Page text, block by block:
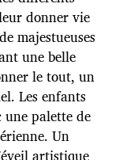
donner vie
majestueuses
une belle
le tout, un
Les enfants
palette de
Un
artistique